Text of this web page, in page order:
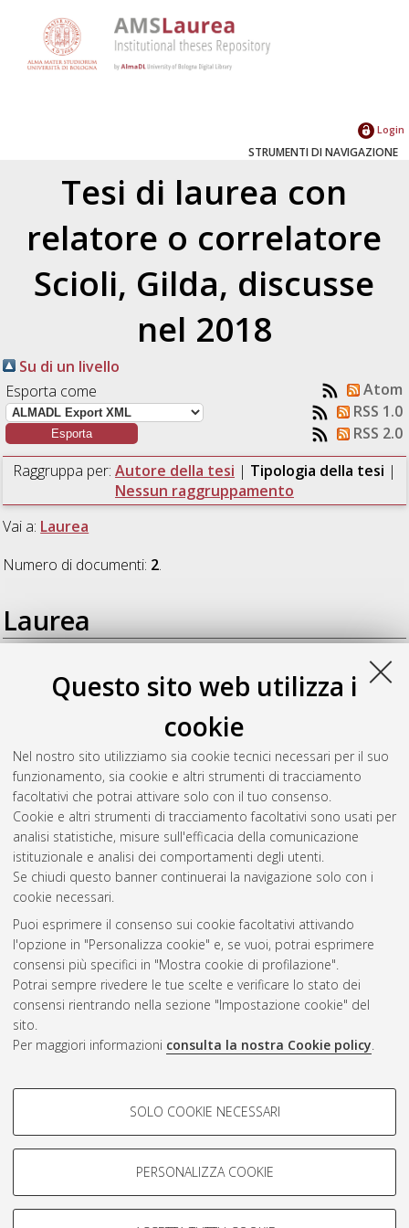
Questo sito web utilizza i
cookie
Nel nostro sito utilizziamo sia cookie tecnici necessari per il suo
funzionamento, sia cookie e altri strumenti di tracciamento
facoltativi che potrai attivare solo con il tuo consenso.
Cookie e altri strumenti di tracciamento facoltativi sono usati per
analisi statistiche, misure sull'efficacia della comunicazione
istituzionale e analisi dei comportamenti degli utenti.
Se chiudi questo banner continuerai la navigazione solo con i
cookie necessari.
Puoi esprimere il consenso sui cookie facoltativi attivando
l'opzione in "Personalizza cookie" e, se vuoi, potrai esprimere
consensi più specifici in "Mostra cookie di profilazione".
Potrai sempre rivedere le tue scelte e verificare lo stato dei
consensi rientrando nella sezione "Impostazione cookie" del
sito.
Per maggiori informazioni consulta la nostra Cookie policy.
COOKIE DI PROFILAZIONE -
Si tratta di cookie utilizzati per analizzare le caratteristiche della
navigazione degli utenti, creare profili in base al loro comportamento
Mostra cookie di profilazione
SOLO COOKIE NECESSARI
PERSONALIZZA COOKIE
Login
STRUMENTI DI NAVIGAZIONE
Tesi di laurea con
relatore o correlatore
Scioli, Gilda, discusse
nel 2018
Su di un livello
Esporta come
Atom
RSS 1.0
RSS 2.0
Raggruppa per: Autore della tesi | Tipologia della tesi |
Nessun raggruppamento
Vai a: Laurea
Numero di documenti: 2.
Laurea
temporali di due SiPM. [Laurea], Università di Bologna, Corso
automatico di test per rivelatori al silicio e studio preliminare di
una matrice 2x2 con UFSD.[Laurea], Università di Bologna,
Corso di Studio inFisica [L-DM270]
Questa lista e' stata generata ilThu Aug 6 14:52:09 2026
CEST
Atom
Rss 1.0
Rss 2.0
AMS Laurea
Impostazioni Cookie
Informativa sulla privacy
Condizioni d’uso del sito